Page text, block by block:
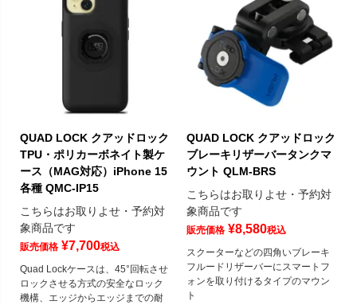
QUAD LOCK クアッドロック
TPU・ポリカーボネイト製ケ
ース（MAG対応）iPhone 15
各種 QMC-IP15
こちらはお取りよせ・予約対
象商品です
販売価格 ¥7,700税込
Quad Lockケースは、45°回転させ
ロックさせる方式の安全なロック
機構、エッジからエッジまでの耐
QUAD LOCK クアッドロック
ブレーキリザーバータンクマ
ウント QLM-BRS
こちらはお取りよせ・予約対
象商品です
販売価格 ¥8,580税込
スクーターなどの四角いブレーキ
フルードリザーバーにスマートフ
ォンを取り付けるタイプのマウン
ト